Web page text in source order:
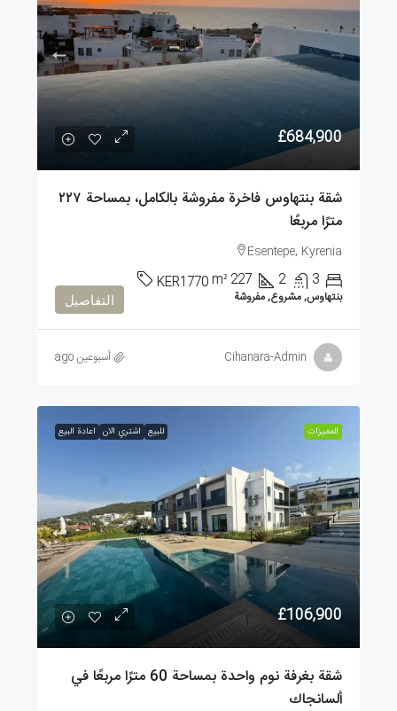
£684,900
شقة بنتهاوس فاخرة مفروشة بالكامل، بمساحة ٢٢٧
مترًا مربعًا
Esentepe, Kyrenia
3
2
227
m²
KER1770
بنتهاوس, مشروع, مفروشة التفاصيل
Cihanara-Admin أسبوعين ago
الممیزات للبيع اشتري الان اعادة البيع
£106,900
شقة بغرفة نوم واحدة بمساحة 60 مترًا مربعًا في
ألسانجاك